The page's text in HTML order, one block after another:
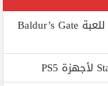
عن طريق الخطأ تم إصدار التحديث الثامن للعبة Baldur’s Gate